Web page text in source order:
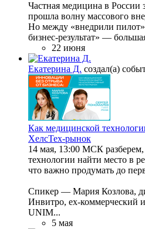
Частная медицина в России
прошла волну массового
Но между «внедрили
бизнес-результат» —
22 июня
Екатерина Д. создал(а)
Как медицинской
ХелсТех-рынок
14 мая, 13:00 МСК
технологии найти место в
что важно продумать до
Спикер — Мария Козлова,
Инвитро, ex-коммерческий
UNIM...
5 мая